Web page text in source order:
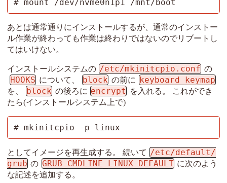
# mount /dev/nvme0n1p1 /mnt/boot
あとは通常通りにインストールするが、通常のインストー
ル作業が終わっても作業は終わりではないのでリブートし
てはいけない。
インストールシステムの /etc/mkinitcpio.conf の
HOOKS について、 block の前に keyboard keymap
を、 block の後ろに encrypt を入れる。 これができ
たら(インストールシステム上で)
# mkinitcpio -p linux
としてイメージを再生成する。 続いて /etc/default/
grub の GRUB_CMDLINE_LINUX_DEFAULT に次のよう
な記述を追加する。